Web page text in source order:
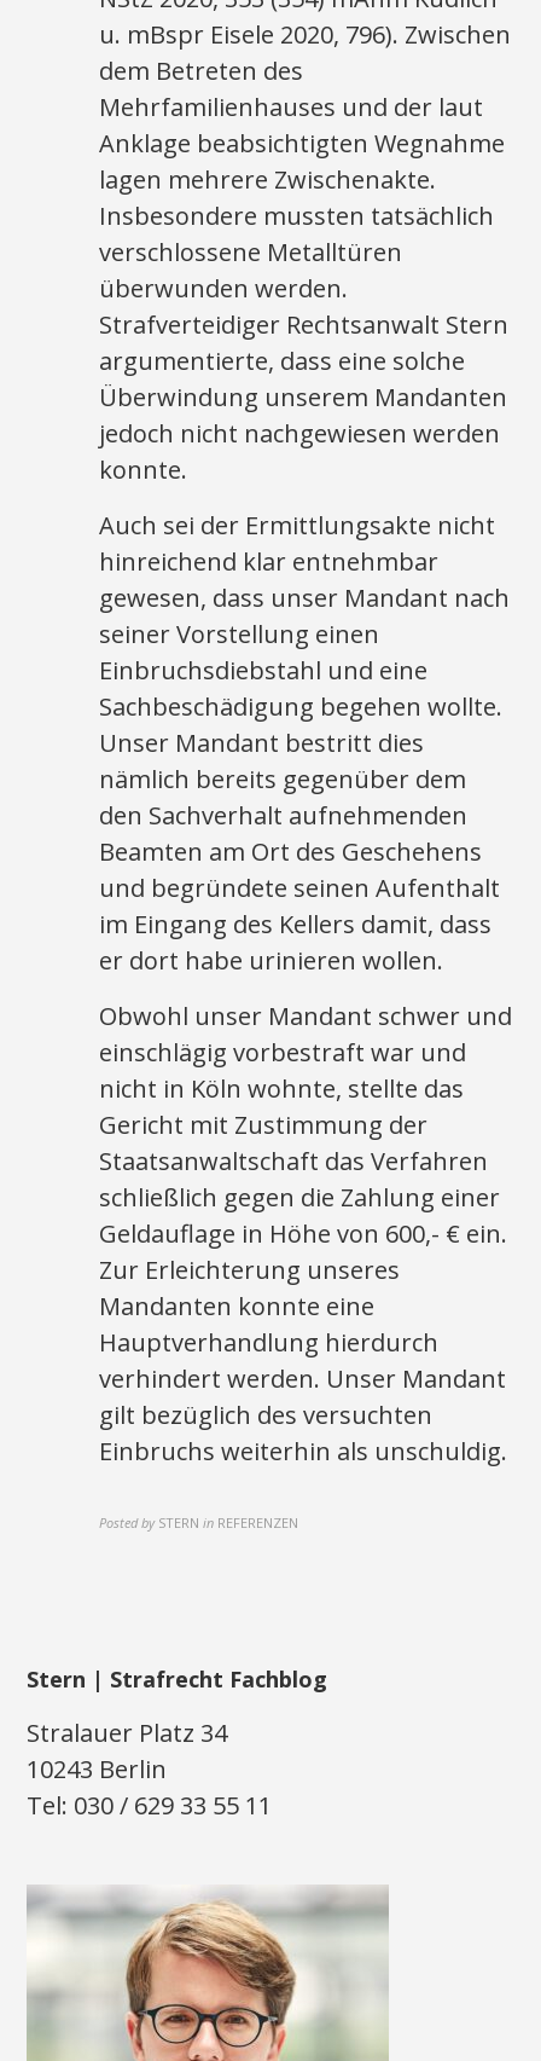
u. mBspr Eisele 2020, 796). Zwischen
dem Betreten des
Mehrfamilienhauses und der laut
Anklage beabsichtigten Wegnahme
lagen mehrere Zwischenakte.
Insbesondere mussten tatsächlich
verschlossene Metalltüren
überwunden werden.
Strafverteidiger Rechtsanwalt Stern
argumentierte, dass eine solche
Überwindung unserem Mandanten
jedoch nicht nachgewiesen werden
konnte.
Auch sei der Ermittlungsakte nicht
hinreichend klar entnehmbar
gewesen, dass unser Mandant nach
seiner Vorstellung einen
Einbruchsdiebstahl und eine
Sachbeschädigung begehen wollte.
Unser Mandant bestritt dies
nämlich bereits gegenüber dem
den Sachverhalt aufnehmenden
Beamten am Ort des Geschehens
und begründete seinen Aufenthalt
im Eingang des Kellers damit, dass
er dort habe urinieren wollen.
Obwohl unser Mandant schwer und
einschlägig vorbestraft war und
nicht in Köln wohnte, stellte das
Gericht mit Zustimmung der
Staatsanwaltschaft das Verfahren
schließlich gegen die Zahlung einer
Geldauflage in Höhe von 600,- € ein.
Zur Erleichterung unseres
Mandanten konnte eine
Hauptverhandlung hierdurch
verhindert werden. Unser Mandant
gilt bezüglich des versuchten
Einbruchs weiterhin als unschuldig.
Posted by STERN in REFERENZEN
Stern | Strafrecht Fachblog
Stralauer Platz 34
10243 Berlin
Tel: 030 / 629 33 55 11